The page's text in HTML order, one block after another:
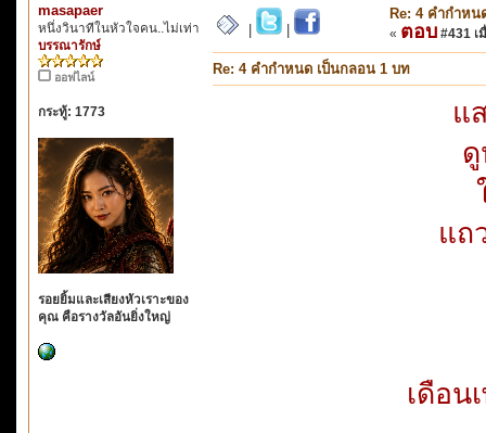
masapaer
หนึ่งวินาทีในหัวใจคน..ไม่เท่า
บรรณารักษ์
ออฟไลน์
กระทู้: 1773
รอยยิ้มและเสียงหัวเราะของ
คุณ คือรางวัลอันยิ่งใหญ่
Re: 4 คำกำห
« ตอบ #431 เ
Re: 4 คำกำหนด เป็นกลอน 1 บท
แ
แถ
เดือ